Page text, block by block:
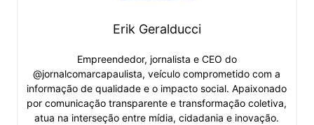
Erik Geralducci
Empreendedor, jornalista e CEO do
@jornalcomarcapaulista, veículo comprometido com a
informação de qualidade e o impacto social. Apaixonado
por comunicação transparente e transformação coletiva,
atua na interseção entre mídia, cidadania e inovação.